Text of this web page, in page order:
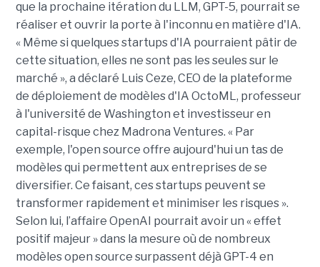
que la prochaine itération du LLM, GPT-5, pourrait se
réaliser et ouvrir la porte à l'inconnu en matière d'IA.
« Même si quelques startups d'IA pourraient pâtir de
cette situation, elles ne sont pas les seules sur le
marché », a déclaré Luis Ceze, CEO de la plateforme
de déploiement de modèles d'IA OctoML, professeur
à l'université de Washington et investisseur en
capital-risque chez Madrona Ventures. « Par
exemple, l'open source offre aujourd'hui un tas de
modèles qui permettent aux entreprises de se
diversifier. Ce faisant, ces startups peuvent se
transformer rapidement et minimiser les risques ».
Selon lui, l’affaire OpenAI pourrait avoir un « effet
positif majeur » dans la mesure où de nombreux
modèles open source surpassent déjà GPT-4 en